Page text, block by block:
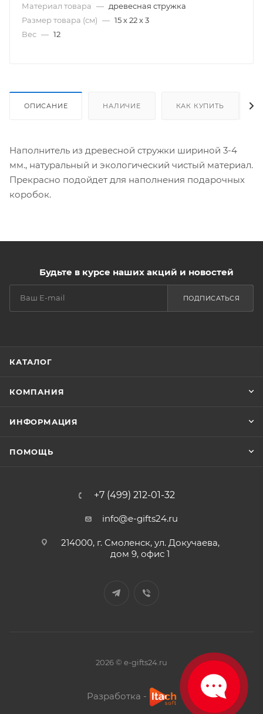
Материал товара — древесная стружка
Размер товара (см) — 15 х 22 х 3
Вес — 12
ОПИСАНИЕ НАЛИЧИЕ КАК КУПИТЬ
Наполнитель из древесной стружки шириной 3-4
мм., натуральный и экологический чистый материал.
Прекрасно подойдет для наполнения подарочных
коробок.
Будьте в курсе наших акций и новостей
ПОДПИСАТЬСЯ
КАТАЛОГ
КОМПАНИЯ
ИНФОРМАЦИЯ
ПОМОЩЬ
+7 (499) 212-01-32
info@e-gifts24.ru
214000, г. Смоленск, ул. Докучаева,
дом 9, офис 1
2026 © e-gifts24.ru
Разработка -